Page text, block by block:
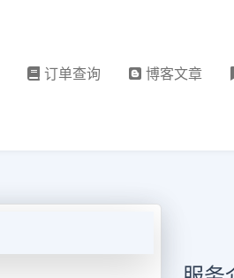
订单查询 博客文章